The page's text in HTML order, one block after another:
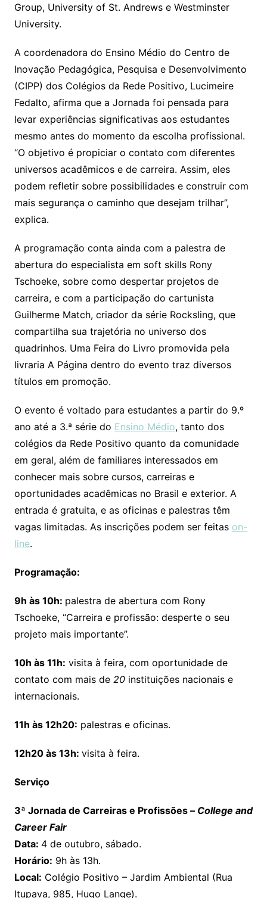
Group, University of St. Andrews e Westminster
University.
A coordenadora do Ensino Médio do Centro de
Inovação Pedagógica, Pesquisa e Desenvolvimento
(CIPP) dos Colégios da Rede Positivo, Lucimeire
Fedalto, afirma que a Jornada foi pensada para
levar experiências significativas aos estudantes
mesmo antes do momento da escolha profissional.
“O objetivo é propiciar o contato com diferentes
universos acadêmicos e de carreira. Assim, eles
podem refletir sobre possibilidades e construir com
mais segurança o caminho que desejam trilhar”,
explica.
A programação conta ainda com a palestra de
abertura do especialista em soft skills Rony
Tschoeke, sobre como despertar projetos de
carreira, e com a participação do cartunista
Guilherme Match, criador da série Rocksling, que
compartilha sua trajetória no universo dos
quadrinhos. Uma Feira do Livro promovida pela
livraria A Página dentro do evento traz diversos
títulos em promoção.
O evento é voltado para estudantes a partir do 9.º
ano até a 3.ª série do Ensino Médio, tanto dos
colégios da Rede Positivo quanto da comunidade
em geral, além de familiares interessados em
conhecer mais sobre cursos, carreiras e
oportunidades acadêmicas no Brasil e exterior. A
entrada é gratuita, e as oficinas e palestras têm
vagas limitadas. As inscrições podem ser feitas on-
line.
Programação:
9h às 10h: palestra de abertura com Rony
Tschoeke, “Carreira e profissão: desperte o seu
projeto mais importante”.
10h às 11h: visita à feira, com oportunidade de
contato com mais de 20instituições nacionais e
internacionais.
11h às 12h20: palestras e oficinas.
12h20 às 13h: visita à feira.
Serviço
3ª Jornada de Carreiras e Profissões – College and
Career Fair
Data: 4 de outubro, sábado.
Horário: 9h às 13h.
Local: Colégio Positivo – Jardim Ambiental (Rua
Itupava, 985, Hugo Lange).